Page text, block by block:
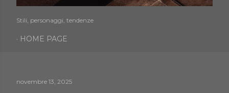
Stili, personaggi, tendenze
HOME PAGE
novembre 13, 2025